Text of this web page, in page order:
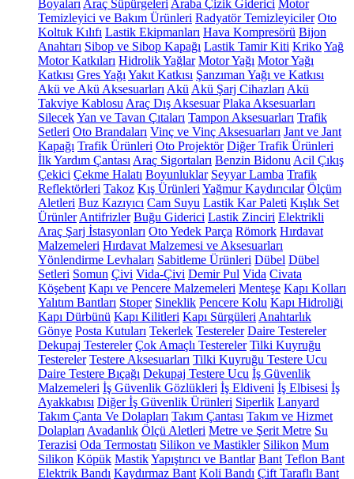
Boyaları Araç Süpürgeleri Araba Çizik Giderici Motor
Temizleyici ve Bakım Ürünleri Radyatör Temizleyiciler Oto
Koltuk Kılıfı Lastik Ekipmanları Hava Kompresörü Bijon
Anahtarı Sibop ve Sibop Kapağı Lastik Tamir Kiti KrikoYağ
Motor Katkıları Hidrolik Yağlar Motor Yağı Motor Yağı
Katkısı Gres Yağı Yakıt Katkısı Şanzıman Yağı ve Katkısı
Akü ve Akü Aksesuarları Akü Akü Şarj Cihazları Akü
Takviye Kablosu Araç Dış Aksesuar Plaka Aksesuarları
SilecekYan ve Tavan Çıtaları Tampon Aksesuarları Trafik
Setleri Oto Brandaları Vinç ve Vinç Aksesuarları Jant ve Jant
Kapağı Trafik Ürünleri Oto Projektör Diğer Trafik Ürünleri
İlk Yardım Çantası Araç Sigortaları Benzin Bidonu Acil Çıkış
Çekici Çekme Halatı Boyunluklar Seyyar Lamba Trafik
Reflektörleri Takoz Kış Ürünleri Yağmur Kaydırıcılar Ölçüm
Aletleri Buz Kazıyıcı Cam Suyu Lastik Kar Paleti Kışlık Set
Ürünler Antifrizler Buğu Giderici Lastik Zinciri Elektrikli
Araç Şarj İstasyonları Oto Yedek Parça Römork Hırdavat
Malzemeleri Hırdavat Malzemesi ve Aksesuarları
Yönlendirme Levhaları Sabitleme Ürünleri Dübel Dübel
Setleri Somun Çivi Vida-Çivi Demir Pul Vida Civata
Köşebent Kapı ve Pencere Malzemeleri Menteşe Kapı Kolları
Yalıtım Bantları Stoper Sineklik Pencere Kolu Kapı Hidroliği
Kapı Dürbünü Kapı Kilitleri Kapı Sürgüleri Anahtarlık
Gönye Posta Kutuları Tekerlek Testereler Daire Testereler
Dekupaj Testereler Çok Amaçlı Testereler Tilki Kuyruğu
Testereler Testere Aksesuarları Tilki Kuyruğu Testere Ucu
Daire Testere Bıçağı Dekupaj Testere Ucu İş Güvenlik
Malzemeleri İş Güvenlik Gözlükleri İş Eldiveni İş Elbisesi İş
Ayakkabısı Diğer İş Güvenlik Ürünleri Siperlik Lanyard
Takım Çanta Ve Dolapları Takım Çantası Takım ve Hizmet
Dolapları Avadanlık Ölçü Aletleri Metre ve Şerit Metre Su
Terazisi Oda Termostatı Silikon ve Mastikler Silikon Mum
Silikon Köpük MastikYapıştırıcı ve Bantlar Bant Teflon Bant
Elektrik Bandı Kaydırmaz Bant Koli Bandı Çift Taraflı Bant